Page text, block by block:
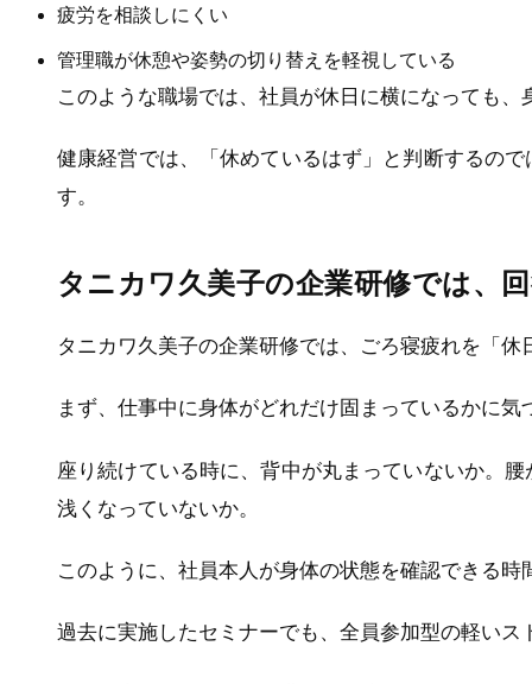
疲労を相談しにくい
管理職が休憩や姿勢の切り替えを軽視している
このような職場では、社員が休日に横になっても
健康経営では、「休めているはず」と判断するの
す。
タニカワ久美子の企業研修では、
タニカワ久美子の企業研修では、ごろ寝疲れを「
まず、仕事中に身体がどれだけ固まっているかに気
座り続けている時に、背中が丸まっていないか。
浅くなっていないか。
このように、社員本人が身体の状態を確認できる時
過去に実施したセミナーでも、全員参加型の軽い